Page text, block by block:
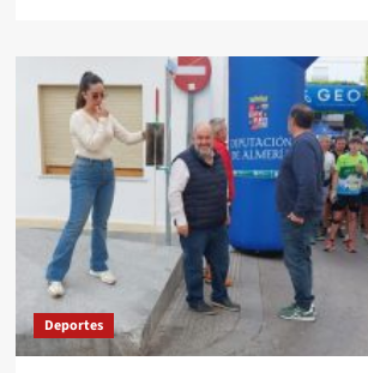
Huércal-
Overa,
Capital
del
Enduro
con
la
Final
del
Campeonato
de
Deportes